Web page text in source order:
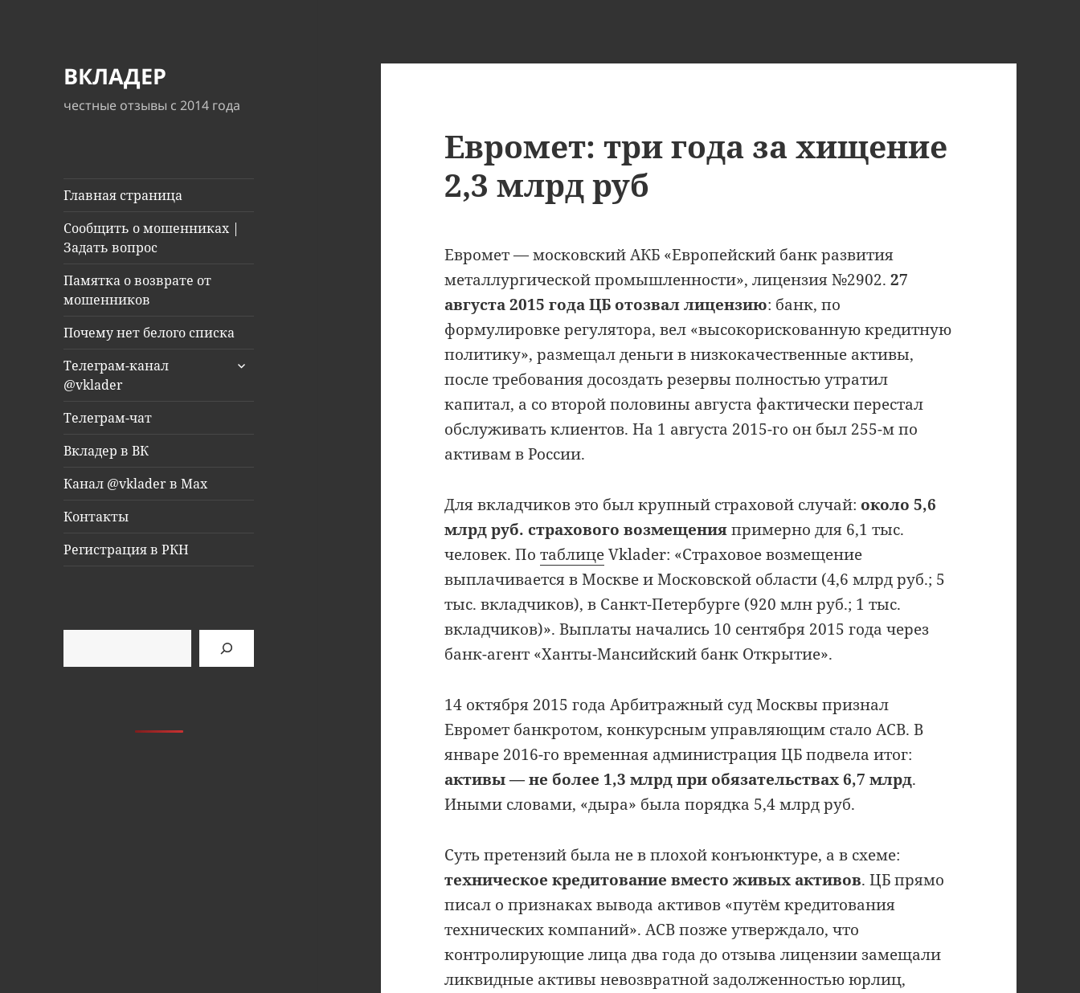
ВКЛАДЕР
честные отзывы с 2014 года
Главная страница
Сообщить о мошенниках |
Задать вопрос
Памятка о возврате от
мошенников
Почему нет белого списка
Телеграм-канал
@vklader
раскрыть
Телеграм-чат
Вкладер в ВК
Канал @vklader в Max
Контакты
Регистрация в РКН
Евромет: три года за хищение
2,3 млрд руб
Евромет — московский АКБ «Европейский банк развития
металлургической промышленности», лицензия №2902.27
августа 2015 года ЦБ отозвал лицензию: банк, по
формулировке регулятора, вел «высокорискованную кредитную
политику», размещал деньги в низкокачественные активы,
после требования досоздать резервы полностью утратил
капитал, а со второй половины августа фактически перестал
обслуживать клиентов. На 1 августа 2015-го он был 255-м по
активам в России.
Для вкладчиков это был крупный страховой случай: около 5,6
млрд руб. страхового возмещенияпримерно для 6,1 тыс.
человек. ПотаблицеVklader: «Страховое возмещение
выплачивается в Москве и Московской области (4,6 млрд руб.; 5
тыс. вкладчиков), в Санкт-Петербурге (920 млн руб.; 1 тыс.
вкладчиков)». Выплаты начались 10 сентября 2015 года через
банк-агент «Ханты-Мансийский банк Открытие».
14 октября 2015 года Арбитражный суд Москвы признал
Евромет банкротом, конкурсным управляющим стало АСВ. В
январе 2016-го временная администрация ЦБ подвела итог:
активы — не более 1,3 млрд при обязательствах 6,7 млрд.
Иными словами, «дыра» была порядка 5,4 млрд руб.
Суть претензий была не в плохой конъюнктуре, а в схеме:
техническое кредитование вместо живых активов. ЦБ прямо
писал о признаках вывода активов «путём кредитования
технических компаний». АСВ позже утверждало, что
контролирующие лица два года до отзыва лицензии замещали
ликвидные активы невозвратной задолженностью юрлиц,